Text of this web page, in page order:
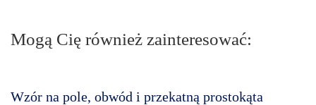
Mogą Cię również zainteresować:
Wzór na pole, obwód i przekatną prostokąta